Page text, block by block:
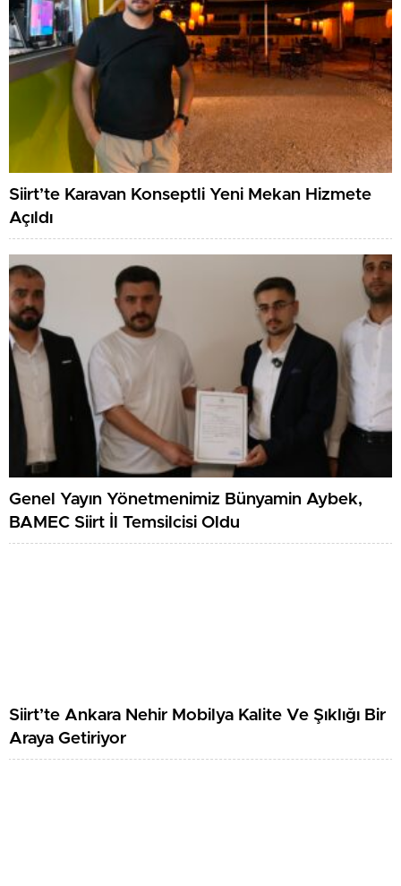
Siirt’te Karavan Konseptli Yeni Mekan Hizmete
Açıldı
Genel Yayın Yönetmenimiz Bünyamin Aybek,
BAMEC Siirt İl Temsilcisi Oldu